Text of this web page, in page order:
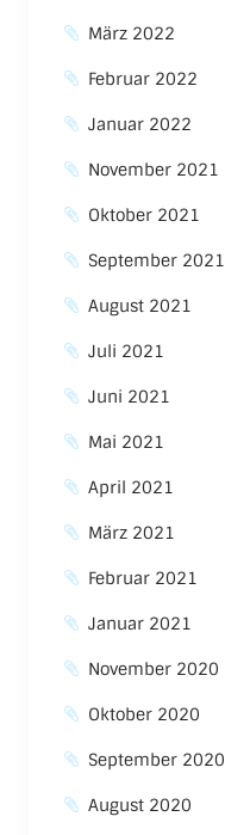
März 2022
Februar 2022
Januar 2022
November 2021
Oktober 2021
September 2021
August 2021
Juli 2021
Juni 2021
Mai 2021
April 2021
März 2021
Februar 2021
Januar 2021
November 2020
Oktober 2020
September 2020
August 2020